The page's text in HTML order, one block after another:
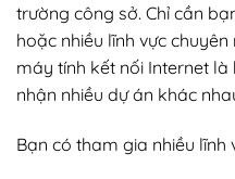
trường công sở. Chỉ cần
hoặc nhiều lĩnh vực
máy tính kết nối Internet
nhận nhiều dự án khác
Bạn có tham gia nhiều lĩnh